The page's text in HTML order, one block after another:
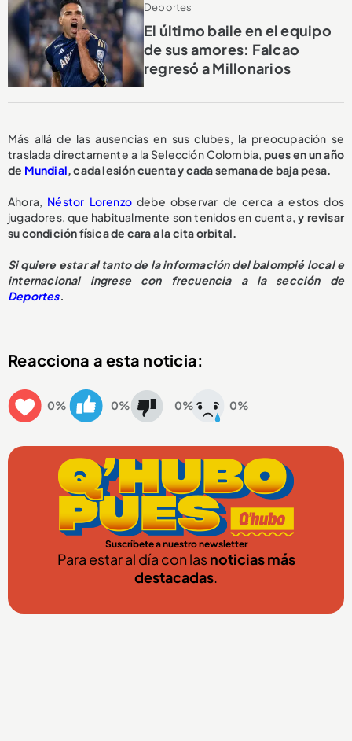
Deportes
El último baile en el equipo
de sus amores: Falcao
regresó a Millonarios
Más allá de las ausencias en sus clubes, la preocupación se
traslada directamente a la Selección Colombia,pues en un año
de Mundial, cada lesión cuenta y cada semana de baja pesa.
Ahora, Néstor Lorenzodebe observar de cerca a estos dos
jugadores, que habitualmente son tenidos en cuenta,y revisar
su condición física de cara a la cita orbital.
Si quiere estar al tanto de la información del balompié local e
internacional ingrese con frecuencia a la sección de
Deportes.
Reacciona a esta noticia:
0% 0% 0% 0%
Suscríbete a nuestro newsletter
Para estar al día con lasnoticias más
destacadas.